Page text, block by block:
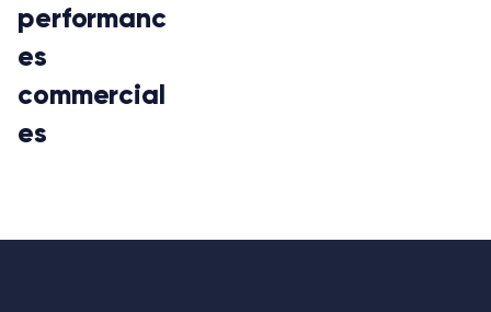
performanc
es
commercial
es